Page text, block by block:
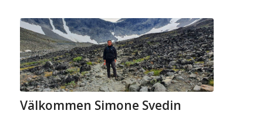
Välkommen Simone Svedin